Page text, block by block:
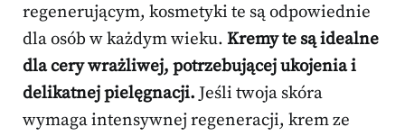
regenerującym, kosmetyki te są odpowiednie
dla osób w każdym wieku. Kremy te są idealne
dla cery wrażliwej, potrzebującej ukojenia i
delikatnej pielęgnacji. Jeśli twoja skóra
wymaga intensywnej regeneracji, krem ze